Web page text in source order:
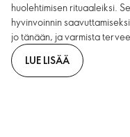
huolehtimisen rituaaleiksi.
hyvinvoinnin
jo tänään, ja varmista
LUE LISÄÄ